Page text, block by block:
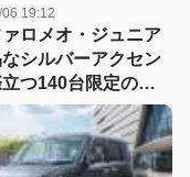
19:12
ロメオ・ジュニア
シルバーアクセン
立つ140台限定の
ルト スペチアーレ」